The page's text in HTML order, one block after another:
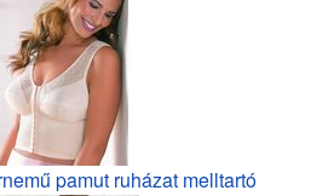
pamut ruházat melltartó